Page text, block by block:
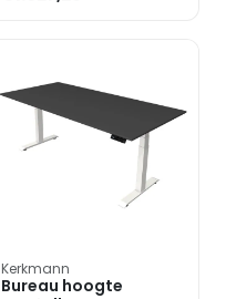
200 cm T-poot
Kerkmann
Bureau hoogte